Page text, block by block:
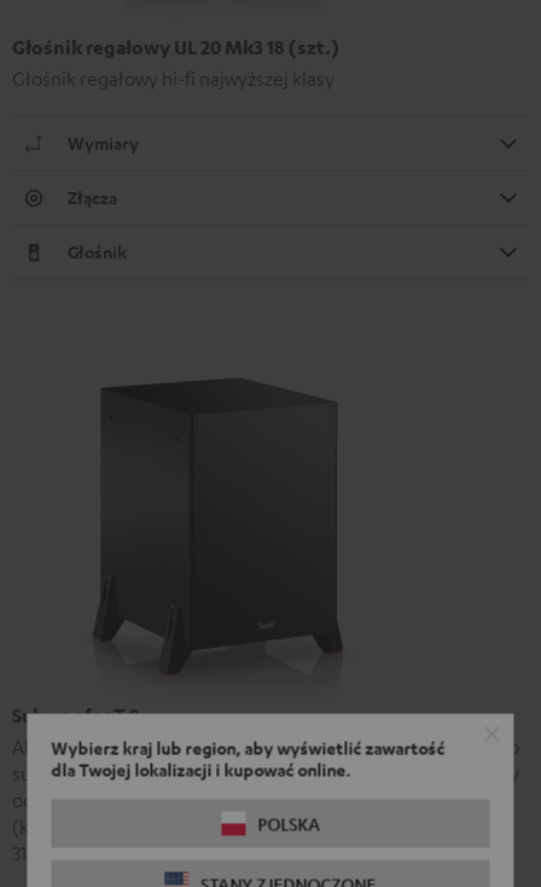
Wybierz kraj lub region, aby wyświetlić zawartość
dla Twojej lokalizacji i kupować online.
POLSKA
Głośnik regałowy UL 20 Mk3 18 (szt.)
Głośnik regałowy hi-fi najwyższej klasy
Wymiary
Złącza
Głośnik
Subwoofer T 8
Aktywny subwoofer najwyższej klasy, może być używany jako
subwoofer typu front-firing lub down-firing. Podane wymiary
odnoszą się do konfiguracji down-firing wraz z nóżkami
(konfiguracja front-firing wraz z nóżkami: wys. 37,3 cm / szer.
31,1 cm / gł. 36,0 cm).